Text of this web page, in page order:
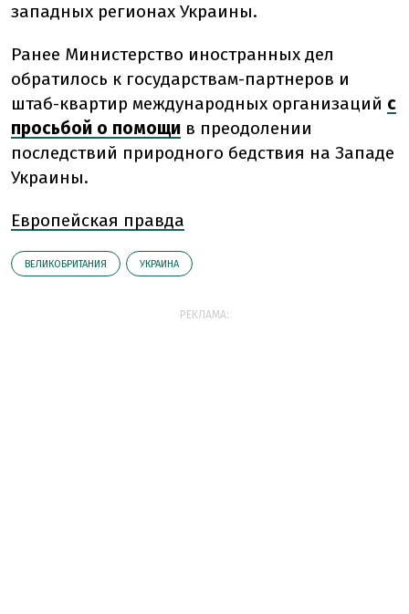
западных регионах Украины.
Ранее Министерство иностранных дел
обратилось к государствам-партнеров и
штаб-квартир международных организаций с
просьбой о помощи в преодолении
последствий природного бедствия на Западе
Украины.
Европейская правда
ВЕЛИКОБРИТАНИЯ УКРАИНА
РЕКЛАМА: